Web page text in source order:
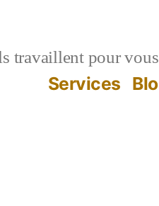
travaillent pour vous
Services